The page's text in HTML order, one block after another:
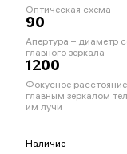
Оптическая схема
90
Апертура – диаметр
главного зеркала
1200
Фокусное
главным зеркалом
им лучи
Наличие